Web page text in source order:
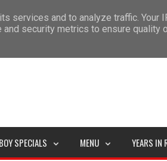
SPECIALS MENU YEARS IN
services and to analyze traffic. Your
security metrics to ensure quality